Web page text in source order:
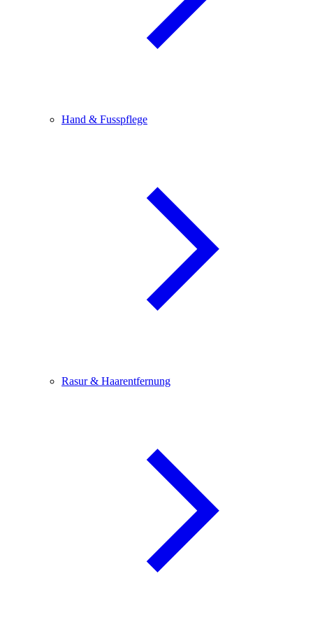
Hand & Fusspflege
Rasur & Haarentfernung